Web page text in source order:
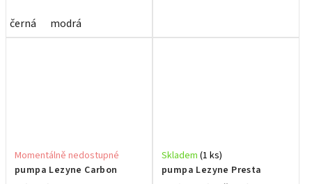
černá modrá
pumpa Lezyne Carbon
Momentálně nedostupné
pumpa Lezyne Presta
Skladem (1 ks)